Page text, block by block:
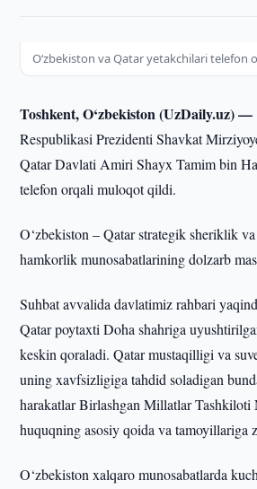
O‘zbekiston va Qatar yetakchilari
Toshkent, O‘zbekiston (UzDaily.uz) —
Respublikasi Prezidenti Shavkat
Qatar Davlati Amiri Shayx Tamim bin
telefon orqali muloqot qildi.
O‘zbekiston – Qatar strategik sheriklik
hamkorlik munosabatlarining dolzarb
Suhbat avvalida davlatimiz rahbari
Qatar poytaxti Doha shahriga
keskin qoraladi. Qatar mustaqilligi va
uning xavfsizligiga tahdid soladigan
harakatlar Birlashgan Millatlar
huquqning asosiy qoida va tamoyillariga
O‘zbekiston xalqaro munosabatlarda